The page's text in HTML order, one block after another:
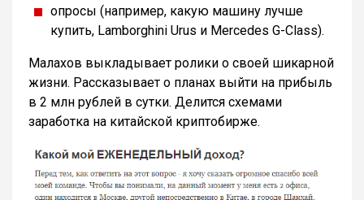
опросы (например, какую машину лучше
купить, Lamborghini Urus и Mercedes G-Class).
Малахов выкладывает ролики о своей шикарной
жизни. Рассказывает о планах выйти на прибыль
в 2 млн рублей в сутки. Делится схемами
заработка на китайской криптобирже.